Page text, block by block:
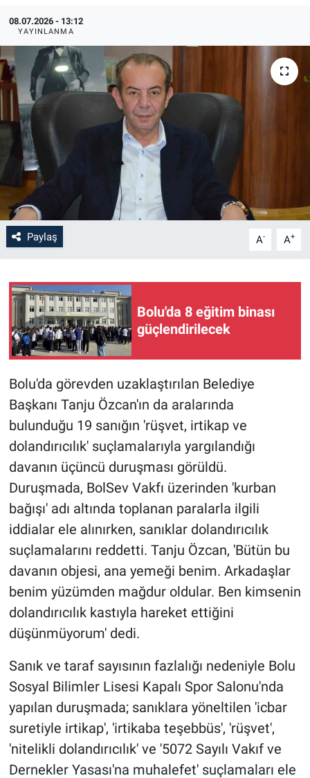
08.07.2026 - 13:12
YAYINLANMA
Paylaş A- A+
Bolu'da 8 eğitim binası
güçlendirilecek
Bolu'da görevden uzaklaştırılan Belediye
Başkanı Tanju Özcan'ın da aralarında
bulunduğu 19 sanığın 'rüşvet, irtikap ve
dolandırıcılık' suçlamalarıyla yargılandığı
davanın üçüncü duruşması görüldü.
Duruşmada, BolSev Vakfı üzerinden 'kurban
bağışı' adı altında toplanan paralarla ilgili
iddialar ele alınırken, sanıklar dolandırıcılık
suçlamalarını reddetti. Tanju Özcan, 'Bütün bu
davanın objesi, ana yemeği benim. Arkadaşlar
benim yüzümden mağdur oldular. Ben kimsenin
dolandırıcılık kastıyla hareket ettiğini
düşünmüyorum' dedi.
Sanık ve taraf sayısının fazlalığı nedeniyle Bolu
Sosyal Bilimler Lisesi Kapalı Spor Salonu'nda
yapılan duruşmada; sanıklara yöneltilen 'icbar
suretiyle irtikap', 'irtikaba teşebbüs', 'rüşvet',
'nitelikli dolandırıcılık' ve '5072 Sayılı Vakıf ve
Dernekler Yasası'na muhalefet' suçlamaları ele